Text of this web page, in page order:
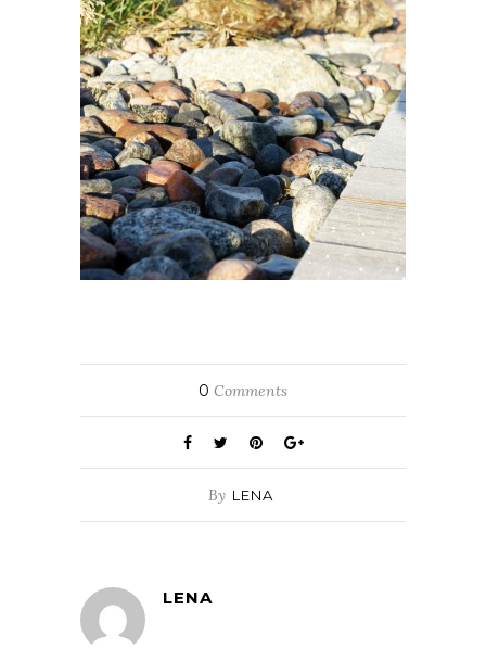
0 Comments
By LENA
LENA